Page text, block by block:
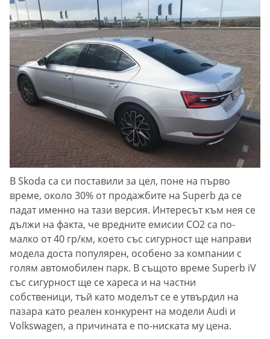
В Skoda са си поставили за цел, поне на първо
време, около 30% от продажбите на Superb да се
падат именно на тази версия. Интересът към нея се
дължи на факта, че вредните емисии СО2 са по-
малко от 40 гр/км, което със сигурност ще направи
модела доста популярен, особено за компании с
голям автомобилен парк. В същото време Superb iV
със сигурност ще се хареса и на частни
собственици, тъй като моделът се е утвърдил на
пазара като реален конкурент на модели Audi и
Volkswagen, а причината е по-ниската му цена.